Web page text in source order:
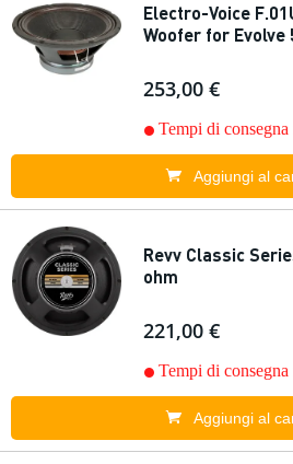
Electro-Voice
Woofer for Evolve
253,00 €
Tempi di
Aggiungi al
Revv Classic
ohm
221,00 €
Tempi di
Aggiungi al